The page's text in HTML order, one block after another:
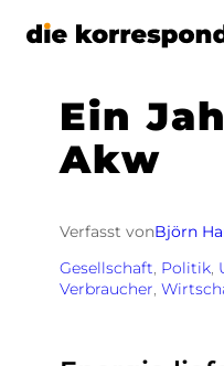
Zum
Ein
Akw
Verfasst vonBjörn
Gesellschaft, Politik,
Verbraucher,